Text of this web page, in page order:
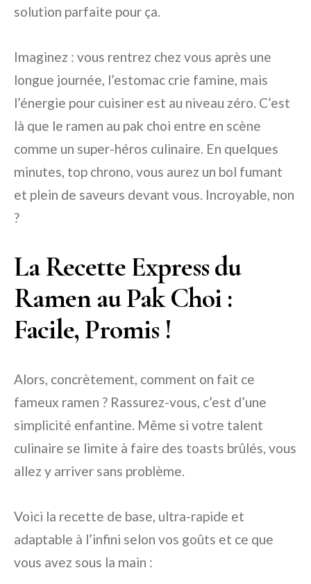
solution parfaite pour ça.
Imaginez : vous rentrez chez vous après une
longue journée, l’estomac crie famine, mais
l’énergie pour cuisiner est au niveau zéro. C’est
là que le ramen au pak choi entre en scène
comme un super-héros culinaire. En quelques
minutes, top chrono, vous aurez un bol fumant
et plein de saveurs devant vous. Incroyable, non
?
La Recette Express du
Ramen au Pak Choi :
Facile, Promis !
Alors, concrètement, comment on fait ce
fameux ramen ? Rassurez-vous, c’est d’une
simplicité enfantine. Même si votre talent
culinaire se limite à faire des toasts brûlés, vous
allez y arriver sans problème.
Voici la recette de base, ultra-rapide et
adaptable à l’infini selon vos goûts et ce que
vous avez sous la main :